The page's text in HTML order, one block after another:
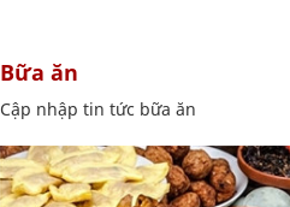
bữa ăn
Cập nhập tin tức bữa ăn